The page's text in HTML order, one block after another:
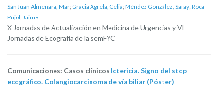
San Juan Almenara, Mar; Gracia Agrela, Celia; Méndez González, Saray; Roca
Pujol, Jaime
X Jornadas de Actualización en Medicina de Urgencias y VI
Jornadas de Ecografía de la semFYC
Comunicaciones: Casos clínicos Ictericia. Signo del stop
ecográfico. Colangiocarcinoma de vía biliar (Póster)